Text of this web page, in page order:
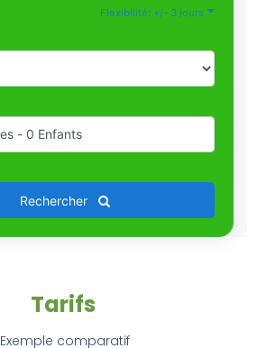
Flexibilité: +/- 3 jours
Rechercher
Tarifs
Exemple comparatif